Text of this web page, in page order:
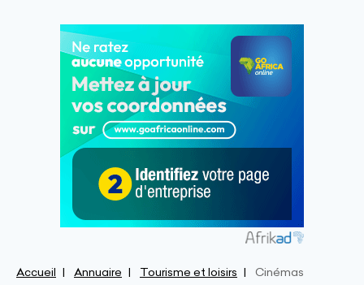
Accueil Annuaire Tourisme et loisirs Cinémas